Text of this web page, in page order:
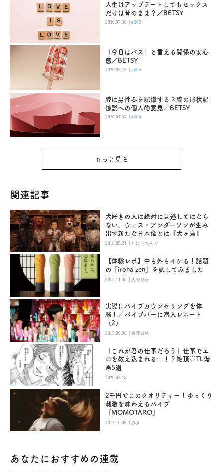
人生はアップデートしてもセックス
だけは昔のまま？／BETSY
2026.07.30 |#606
「今日はパス」と言える関係の安心
感／BETSY
2026.07.16 |#605
腟は男性器を記憶する？膣の形状記
憶説への個人的意見／BETSY
2026.07.02 |#604
もっと見る
関連記事
犬好きの人は絶対に見逃してはなら
ない。ウェス・アンダーソンが生み
出す新たな日本像とは『犬ヶ島』
2018.05.21 | たけうちんぐ
【体験レポ】中も外もイケる！話題
の『iroha zen』を試してみました
2017.11.30 |大泉りか
実際にバイブカウンセリングを体
験！／バイブバーに潜入レポート
（2）
2013.09.08 |遠藤遊佐
「これが君の仕事だろう」仕事でエ
ロを教え込まれる…！？絶頂♡TL漫
画5選
2020.03.18
2千円でこのクオリティー！ゆっくり
刺激を味わえるバイブ
「MOMOTARO」
2017.10.06 |みき
あなたにおすすめの連載